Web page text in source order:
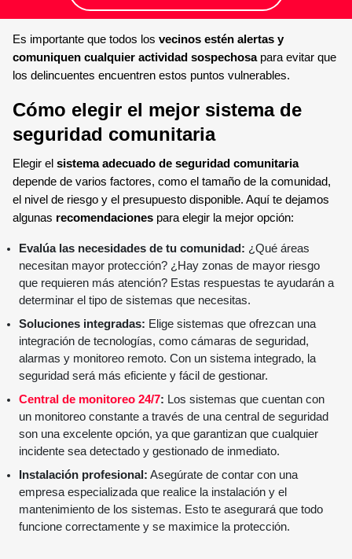
Es importante que todos los vecinos estén alertas y
comuniquen cualquier actividad sospechosapara evitar que
los delincuentes encuentren estos puntos vulnerables.
Cómo elegir el mejor sistema de
seguridad comunitaria
Elegir el sistema adecuado de seguridad comunitaria
depende de varios factores, como el tamaño de la comunidad,
el nivel de riesgo y el presupuesto disponible. Aquí te dejamos
algunas recomendaciones para elegir la mejor opción:
Evalúa las necesidades de tu comunidad: ¿Qué áreas
necesitan mayor protección? ¿Hay zonas de mayor riesgo
que requieren más atención? Estas respuestas te ayudarán a
determinar el tipo de sistemas que necesitas.
Soluciones integradas: Elige sistemas que ofrezcan una
integración de tecnologías, como cámaras de seguridad,
alarmas y monitoreo remoto. Con un sistema integrado, la
seguridad será más eficiente y fácil de gestionar.
Central de monitoreo 24/7: Los sistemas que cuentan con
un monitoreo constante a través de una central de seguridad
son una excelente opción, ya que garantizan que cualquier
incidente sea detectado y gestionado de inmediato.
Instalación profesional: Asegúrate de contar con una
empresa especializada que realice la instalación y el
mantenimiento de los sistemas. Esto te asegurará que todo
funcione correctamente y se maximice la protección.